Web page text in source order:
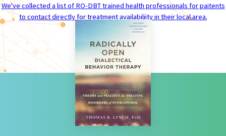
We've collected a list of RO-DBT trained health professionals for paitents
to contact directly for treatment availabiliity in their local area.